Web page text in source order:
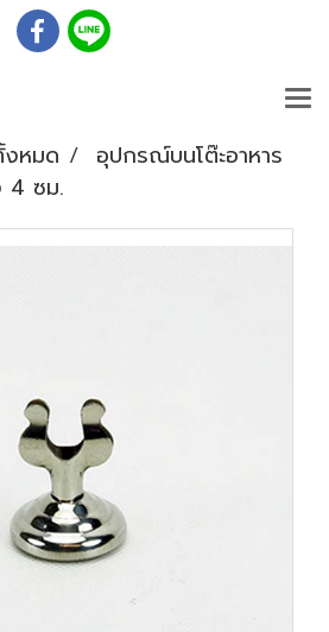
งหมด
อุปกรณ์บนโต๊ะอาหาร
4 ซม.